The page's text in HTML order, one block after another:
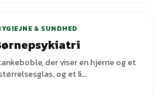
& SUNDHED
der viser en hjerne og et
og et li...